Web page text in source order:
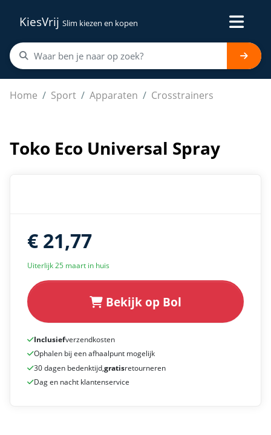
KiesVrij Slim kiezen en kopen
Home Sport Apparaten Crosstrainers
Toko Eco Universal Spray
Toko Eco Universal Spray
€ 21,77
Uiterlijk 25 maart in huis
Bekijk op Bol
Inclusiefverzendkosten
Ophalen bij een afhaalpunt mogelijk
30 dagen bedenktijd,gratisretourneren
Dag en nacht klantenservice